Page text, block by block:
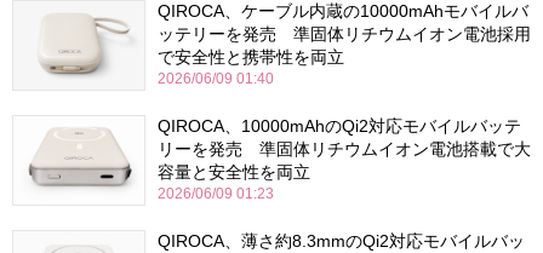
QIROCA、ケーブル内蔵の10000mAhモバイルバ
ッテリーを発売 準固体リチウムイオン電池採用
で安全性と携帯性を両立
2026/06/09 01:40
QIROCA、10000mAhのQi2対応モバイルバッテ
リーを発売 準固体リチウムイオン電池搭載で大
容量と安全性を両立
2026/06/09 01:23
QIROCA、薄さ約8.3mmのQi2対応モバイルバッ